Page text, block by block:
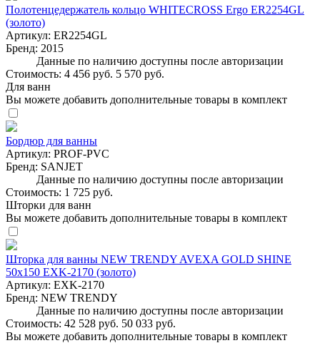
Полотенцедержатель кольцо WHITECROSS Ergo ER2254GL
(золото)
Артикул: ER2254GL
Бренд: 2015
Данные по наличию доступны после авторизации
Стоимость: 4 456 руб. 5 570 руб.
Для ванн
Вы можете добавить дополнительные товары в комплект
Бордюр для ванны
Артикул: PROF-PVC
Бренд: SANJET
Данные по наличию доступны после авторизации
Стоимость: 1 725 руб.
Шторки для ванн
Вы можете добавить дополнительные товары в комплект
Шторка для ванны NEW TRENDY AVEXA GOLD SHINE
50x150 EXK-2170 (золото)
Артикул: EXK-2170
Бренд: NEW TRENDY
Данные по наличию доступны после авторизации
Стоимость: 42 528 руб. 50 033 руб.
Вы можете добавить дополнительные товары в комплект